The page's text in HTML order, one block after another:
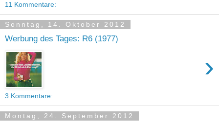
11 Kommentare:
Sonntag, 14. Oktober 2012
Werbung des Tages: R6 (1977)
›
3 Kommentare:
Montag, 24. September 2012